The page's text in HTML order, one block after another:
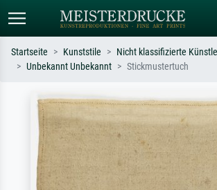
Suchen Sie nach Künstlern, Werktiteln
oder Stilen – z.B. Monet,
Sternennacht, Impressionismus, Welle
Hokusai, Akt.
Beschreiben
Wiese,
Ölgemälde,
Startseite Kunststile
Nicht klassifizierte
Unbekannt Unbekannt
Stickmustertuch